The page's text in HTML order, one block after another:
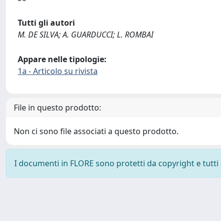
Tutti gli autori
M. DE SILVA; A. GUARDUCCI; L. ROMBAI
Appare nelle tipologie:
1a - Articolo su rivista
File in questo prodotto:
Non ci sono file associati a questo prodotto.
I documenti in FLORE sono protetti da copyright e